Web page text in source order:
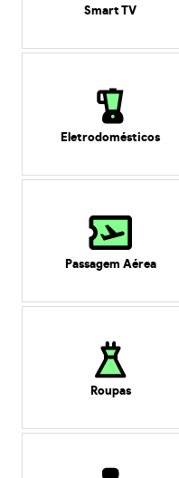
Smart TV
Eletrodomésticos
Passagem Aérea
Roupas